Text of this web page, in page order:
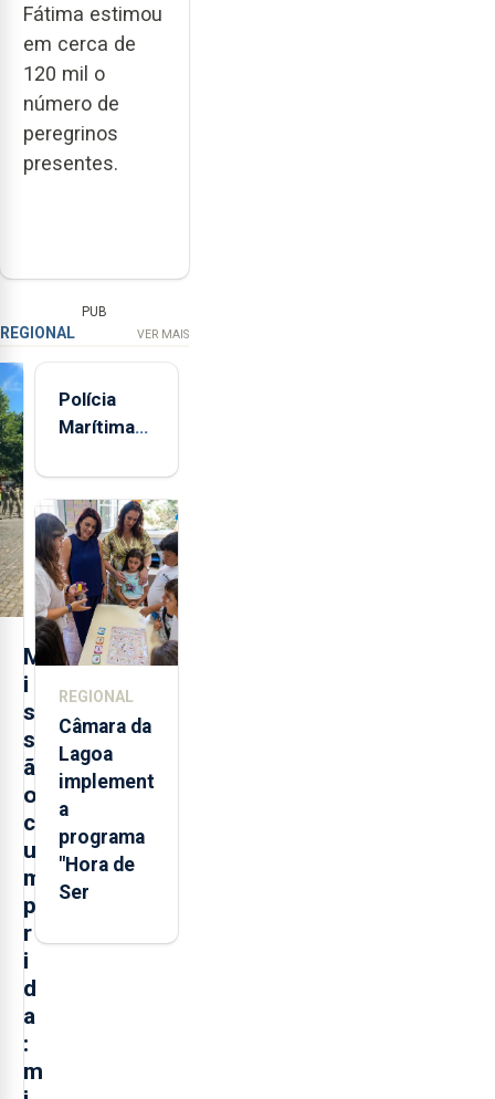
Fátima estimou
em cerca de
120 mil o
número de
peregrinos
presentes.
PUB
REGIONAL VER MAIS
M
i
s
s
ã
o
c
u
m
p
r
i
d
a
:
m
Polícia
Marítima
107.º
aniversário
em Ponta
Delgada
entre os
dias 5 e 13
de
REGIONAL
Câmara da
Lagoa
implement
a
programa
"Hora de
Ser